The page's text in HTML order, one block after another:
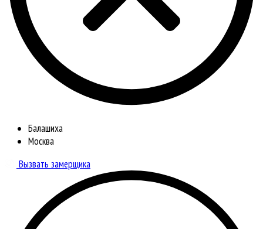
Балашиха
Москва
Вызвать замерщика